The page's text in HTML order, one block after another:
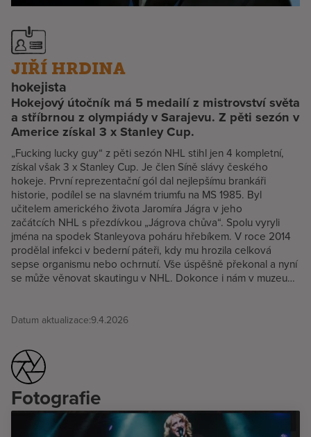
JIŘÍ HRDINA
hokejista
Hokejový útočník má 5 medailí z mistrovství světa
a stříbrnou z olympiády v Sarajevu. Z pěti sezón v
Americe získal 3 x Stanley Cup.
„Fucking lucky guy“ z pěti sezón NHL stihl jen 4 kompletní,
získal však 3 x Stanley Cup. Je člen Síně slávy českého
hokeje. První reprezentační gól dal nejlepšímu brankáři
historie, podílel se na slavném triumfu na MS 1985. Byl
učitelem amerického života Jaromíra Jágra v jeho
začátcích NHL s přezdívkou „Jágrova chůva“. Spolu vyryli
jména na spodek Stanleyova poháru hřebíkem. V roce 2014
prodělal infekci v bederní páteři, kdy mu hrozila celková
sepse organismu nebo ochrnutí. Vše úspěšně překonal a nyní
se může věnovat skautingu v NHL. Dokonce i nám v muzeu…
Datum aktualizace:9.4.2026
Fotografie